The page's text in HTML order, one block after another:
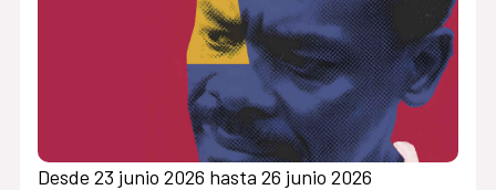
Desde 23 junio 2026 hasta 26 junio 2026